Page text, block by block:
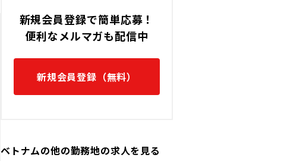
新規会員登録で簡単応募！
便利なメルマガも配信中
新規会員登録（無料）
ベトナムの他の勤務地の求人を見る